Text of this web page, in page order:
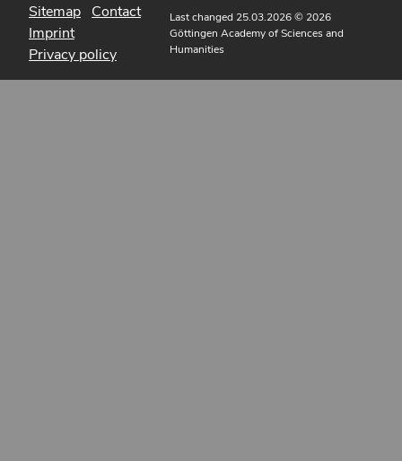
Sitemap Contact
Imprint
Privacy policy
Last changed 25.03.2026© 2026
Göttingen Academy of Sciences and
Humanities